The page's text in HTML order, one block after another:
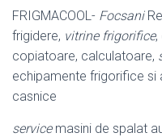
FRIGMACOOL- Focsani
frigidere, vitrine frigorifice,
copiatoare, calculatoare,
echipamente frigorifice
casnice
servicemasini de spalat